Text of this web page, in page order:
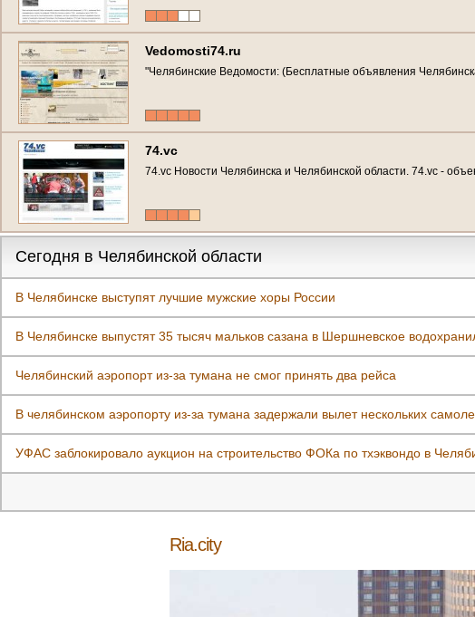
Vedomosti74.ru
"Челябинские Ведомости: (Бесплатные объявления
74.vc
74.vc Новости Челябинска и Челябинской области. 74.vc -
Сегодня в Челябинской области
В Челябинске выступят лучшие мужские хоры России
В Челябинске выпустят 35 тысяч мальков сазана в Шершневское
Челябинский аэропорт из‑за тумана не смог принять два рейса
В челябинском аэропорту из-за тумана задержали вылет нескольких
УФАС заблокировало аукцион на строительство ФОКа по тхэквондо в
Ria.city